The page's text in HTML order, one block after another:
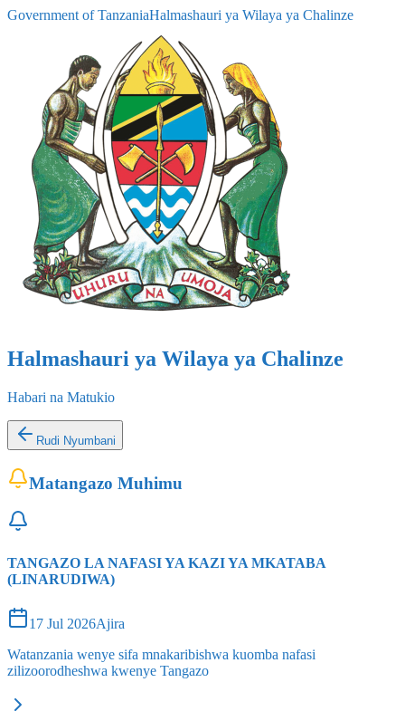
Government of TanzaniaHalmashauri ya Wilaya ya Chalinze
Halmashauri ya Wilaya ya Chalinze
Habari na Matukio
Rudi Nyumbani
Matangazo Muhimu
TANGAZO LA NAFASI YA KAZI YA MKATABA
(LINARUDIWA)
17 Jul 2026Ajira
Watanzania wenye sifa mnakaribishwa kuomba nafasi
zilizoorodheshwa kwenye Tangazo